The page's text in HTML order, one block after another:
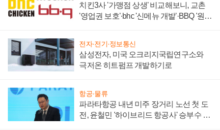
치킨3사 '가맹점 상생' 비교해보니, 교촌
'영업권 보호'·bhc '신메뉴 개발'·BBQ '원가
전자·전기·정보통신
삼성전자, 미국 오크리지국립연구소와
극저온 히트펌프 개발하기로
항공·물류
파라타항공 내년 미주 장거리 노선 첫 도
전, 윤철민 '하이브리드 항공사' 승부수 통